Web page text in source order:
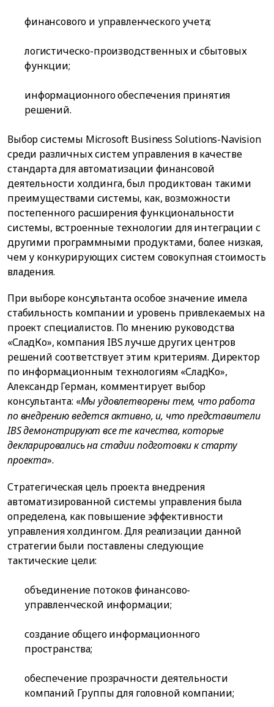
финансового и управленческого учета;
логистическо-производственных и сбытовых
функции;
информационного обеспечения принятия
решений.
Выбор системы Microsoft Business Solutions-Navision
среди различных систем управления в качестве
стандарта для автоматизации финансовой
деятельности холдинга, был продиктован такими
преимуществами системы, как, возможности
постепенного расширения функциональности
системы, встроенные технологии для интеграции с
другими программными продуктами, более низкая,
чем у конкурирующих систем совокупная стоимость
владения.
При выборе консультанта особое значение имела
стабильность компании и уровень привлекаемых на
проект специалистов. По мнению руководства
«СладКо», компания IBS лучше других центров
решений соответствует этим критериям. Директор
по информационным технологиям «СладКо»,
Александр Герман, комментирует выбор
консультанта: «Мы удовлетворены тем, что работа
по внедрению ведется активно, и, что представители
IBS демонстрируют все те качества, которые
декларировались на стадии подготовки к старту
проекта».
Стратегическая цель проекта внедрения
автоматизированной системы управления была
определена, как повышение эффективности
управления холдингом. Для реализации данной
стратегии были поставлены следующие
тактические цели:
объединение потоков финансово-
управленческой информации;
создание общего информационного
пространства;
обеспечение прозрачности деятельности
компаний Группы для головной компании;